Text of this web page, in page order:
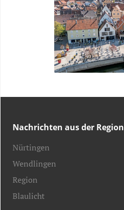
Nachrichten aus der Region
Nürtingen
Wendlingen
Region
Blaulicht